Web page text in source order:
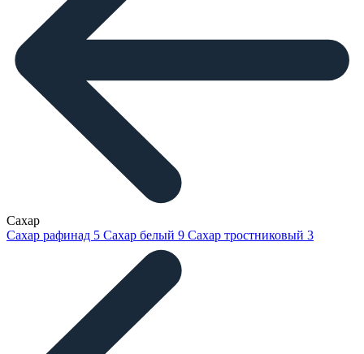
Сахар
Сахар рафинад 5 Сахар белый 9 Сахар тростниковый 3